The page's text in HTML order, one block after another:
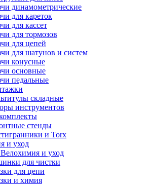
динамометрические
для кареток
для кассет
для тормозов
для цепей
для шатунов и систем
конусные
основные
педальные
складные
инструментов
стенды
и Torx
и уход
и уход
для чистки
для цепи
и химия